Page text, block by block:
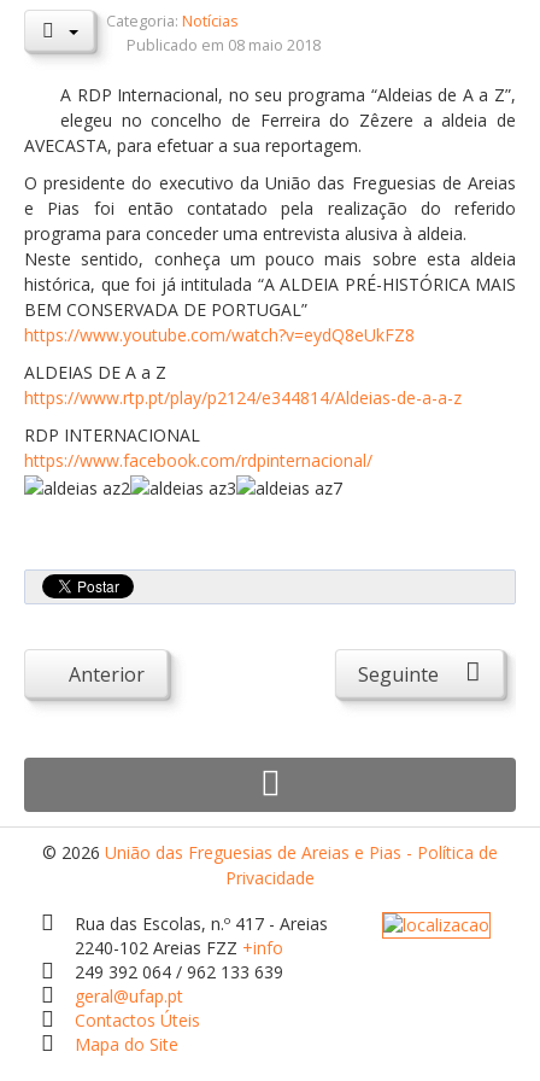
Orçamentos / PPI / PPA
DESTAQUES
Notícias
Sondagens
ZêzereTV
SERVIÇOS
A Minha Rua
Roturas e Leituras
Biblioteca Online FZZ
Faixas Gestão Combustível
Requerimentos em Vigor
Tabela - Taxas e Licenças
Avarias na Iluminação Pública
AREIAS E PIAS
Contactos Úteis
Equipamentos
Culturais
Categoria:Notícias
Publicado em 08 maio 2018
A RDP Internacional, no seu programa “Aldeias de A a Z”,
elegeu no concelho de Ferreira do Zêzere a aldeia de
AVECASTA, para efetuar a sua reportagem.
O presidente do executivo da União das Freguesias de Areias
e Pias foi então contatado pela realização do referido
programa para conceder uma entrevista alusiva à aldeia.
Neste sentido, conheça um pouco mais sobre esta aldeia
histórica, que foi já intitulada “A ALDEIA PRÉ-HISTÓRICA MAIS
BEM CONSERVADA DE PORTUGAL”
https://www.youtube.com/watch?v=eydQ8eUkFZ8
ALDEIAS DE A a Z
https://www.rtp.pt/play/p2124/e344814/Aldeias-de-a-a-z
RDP INTERNACIONAL
https://www.facebook.com/rdpinternacional/
Anterior Seguinte
© 2026 União das Freguesias de Areias e Pias - Política de
Privacidade
Rua das Escolas, n.º 417 - Areias
2240-102 Areias FZZ +info
249 392 064 / 962 133 639
geral@ufap.pt
Contactos Úteis
Mapa do Site